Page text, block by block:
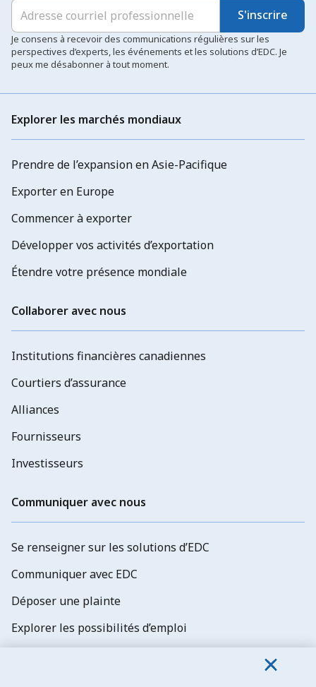
S'inscrire
Je consens à recevoir des communications régulières sur les
perspectives d’experts, les événements et les solutions d’EDC. Je
peux me désabonner à tout moment.
Explorer les marchés mondiaux
Prendre de l’expansion en Asie-Pacifique
Exporter en Europe
Commencer à exporter
Développer vos activités d’exportation
Étendre votre présence mondiale
Collaborer avec nous
Institutions financières canadiennes
Courtiers d’assurance
Alliances
Fournisseurs
Investisseurs
Communiquer avec nous
Se renseigner sur les solutions d’EDC
Communiquer avec EDC
Déposer une plainte
Explorer les possibilités d’emploi